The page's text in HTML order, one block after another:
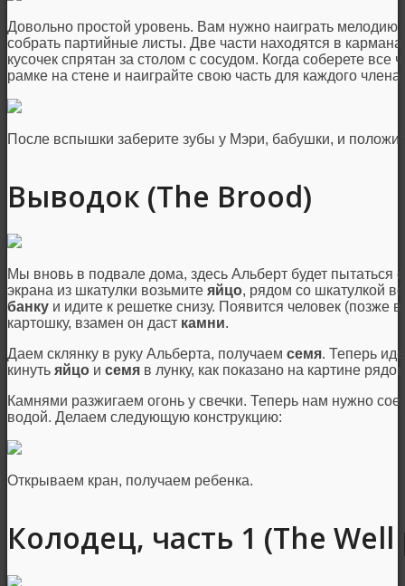
Довольно простой уровень. Вам нужно наиграть мелодию
собрать партийные листы. Две части находятся в
кусочек спрятан за столом с сосудом. Когда соберете
рамке на стене и наиграйте свою часть для каждого члена
После вспышки заберите зубы у Мэри, бабушки, и
Выводок (The Brood)
Мы вновь в подвале дома, здесь Альберт будет пытаться
экрана из шкатулки возьмите яйцо, рядом со шкатулкой
банку и идите к решетке снизу. Появится человек (позже
картошку, взамен он даст камни.
Даем склянку в руку Альберта, получаем семя. Теперь
кинуть яйцо и семя в лунку, как показано на картине
Камнями разжигаем огонь у свечки. Теперь нам нужно
водой. Делаем следующую конструкцию:
Открываем кран, получаем ребенка.
Колодец, часть 1 (The Well